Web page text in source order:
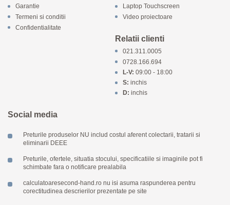
Garantie
Termeni si conditii
Confidentialitate
Laptop Touchscreen
Video proiectoare
Relatii clienti
021.311.0005
0728.166.694
L-V: 09:00 - 18:00
S: inchis
D: inchis
Social media
Preturile produselor NU includ costul aferent colectarii, tratarii si
eliminarii DEEE
Preturile, ofertele, situatia stocului, specificatiile si imaginile pot fi
schimbate fara o notificare prealabila
calculatoaresecond-hand.ro nu isi asuma raspunderea pentru
corectitudinea descrierilor prezentate pe site